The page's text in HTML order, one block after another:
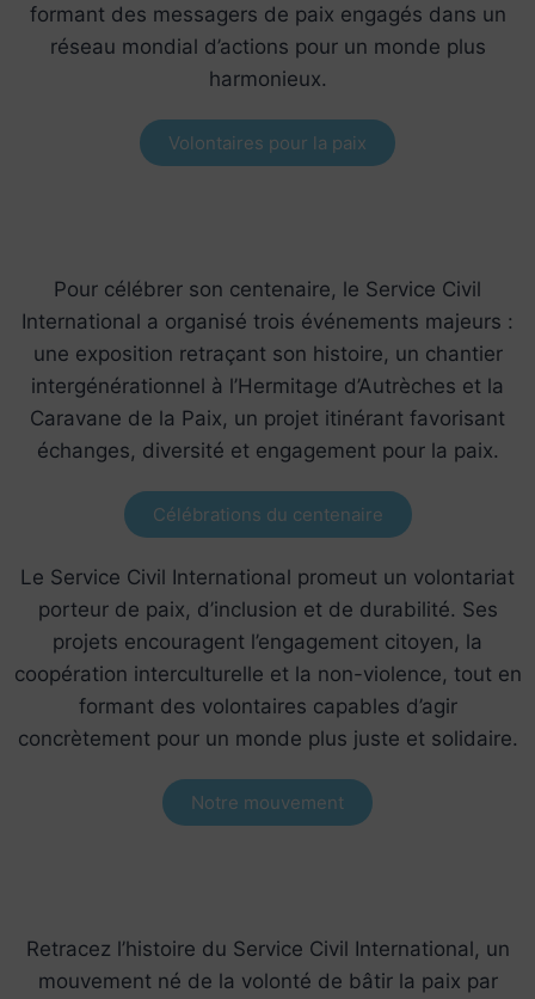
formant des messagers de paix engagés dans un
réseau mondial d’actions pour un monde plus
harmonieux.
Volontaires pour la paix
Pour célébrer son centenaire, le Service Civil
International a organisé trois événements majeurs :
une exposition retraçant son histoire, un chantier
intergénérationnel à l’Hermitage d’Autrèches et la
Caravane de la Paix, un projet itinérant favorisant
échanges, diversité et engagement pour la paix.
Célébrations du centenaire
Le Service Civil International promeut un volontariat
porteur de paix, d’inclusion et de durabilité. Ses
projets encouragent l’engagement citoyen, la
coopération interculturelle et la non-violence, tout en
formant des volontaires capables d’agir
concrètement pour un monde plus juste et solidaire.
Notre mouvement
Retracez l’histoire du Service Civil International, un
mouvement né de la volonté de bâtir la paix par